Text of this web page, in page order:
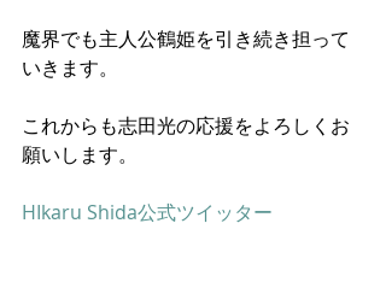
魔界でも主人公鶴姫を引き続き担って
いきます。
これからも志田光の応援をよろしくお
願いします。
HIkaru Shida公式ツイッター